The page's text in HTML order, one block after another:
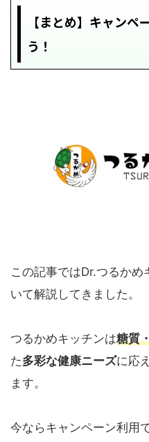
【まとめ】キャンペ
う！
この記事ではDr.つるか
いて解説してきました。
つるかめキッチンは糖質
た多彩な健康ニーズに応
ます。
今ならキャンペーン利用で